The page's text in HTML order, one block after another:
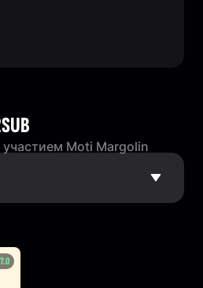
Moti Margolin
7.0